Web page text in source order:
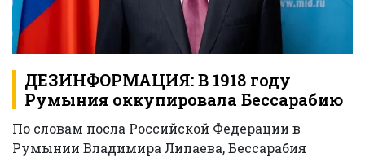
ДЕЗИНФОРМАЦИЯ: В 1918 году
Румыния оккупировала Бессарабию
По словам посла Российской Федерации в
Румынии Владимира Липаева, Бессарабия